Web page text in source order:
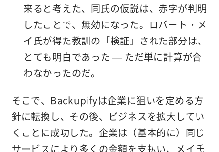
来ると考えた、同氏の仮説は、赤字が判明
したことで、無効になった。ロバート・メ
イ氏が得た教訓の「検証」された部分は、
とても明白であった — ただ単に計算が合
わなかったのだ。
そこで、Backupifyは企業に狙いを定める方
針に転換し、その後、ビジネスを拡大してい
くことに成功した。企業は（基本的に）同じ
サービスにより多くの金額を支払い、メイ氏